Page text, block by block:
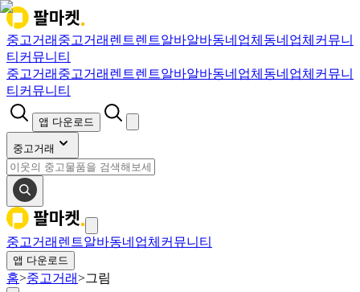
중고거래 중고거래 렌트렌트알바알바동네업체 동네업체 커뮤니
티 커뮤니티
중고거래 중고거래 렌트렌트알바알바동네업체 동네업체 커뮤니
티 커뮤니티
앱 다운로드
중고거래
중고거래 렌트알바동네업체 커뮤니티
앱 다운로드
홈>중고거래>그림